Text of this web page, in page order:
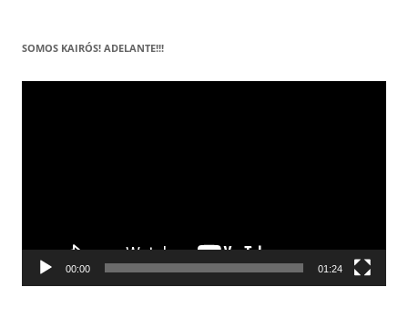
SOMOS KAIRÓS! ADELANTE!!!
Reproductor
00:00 01:24